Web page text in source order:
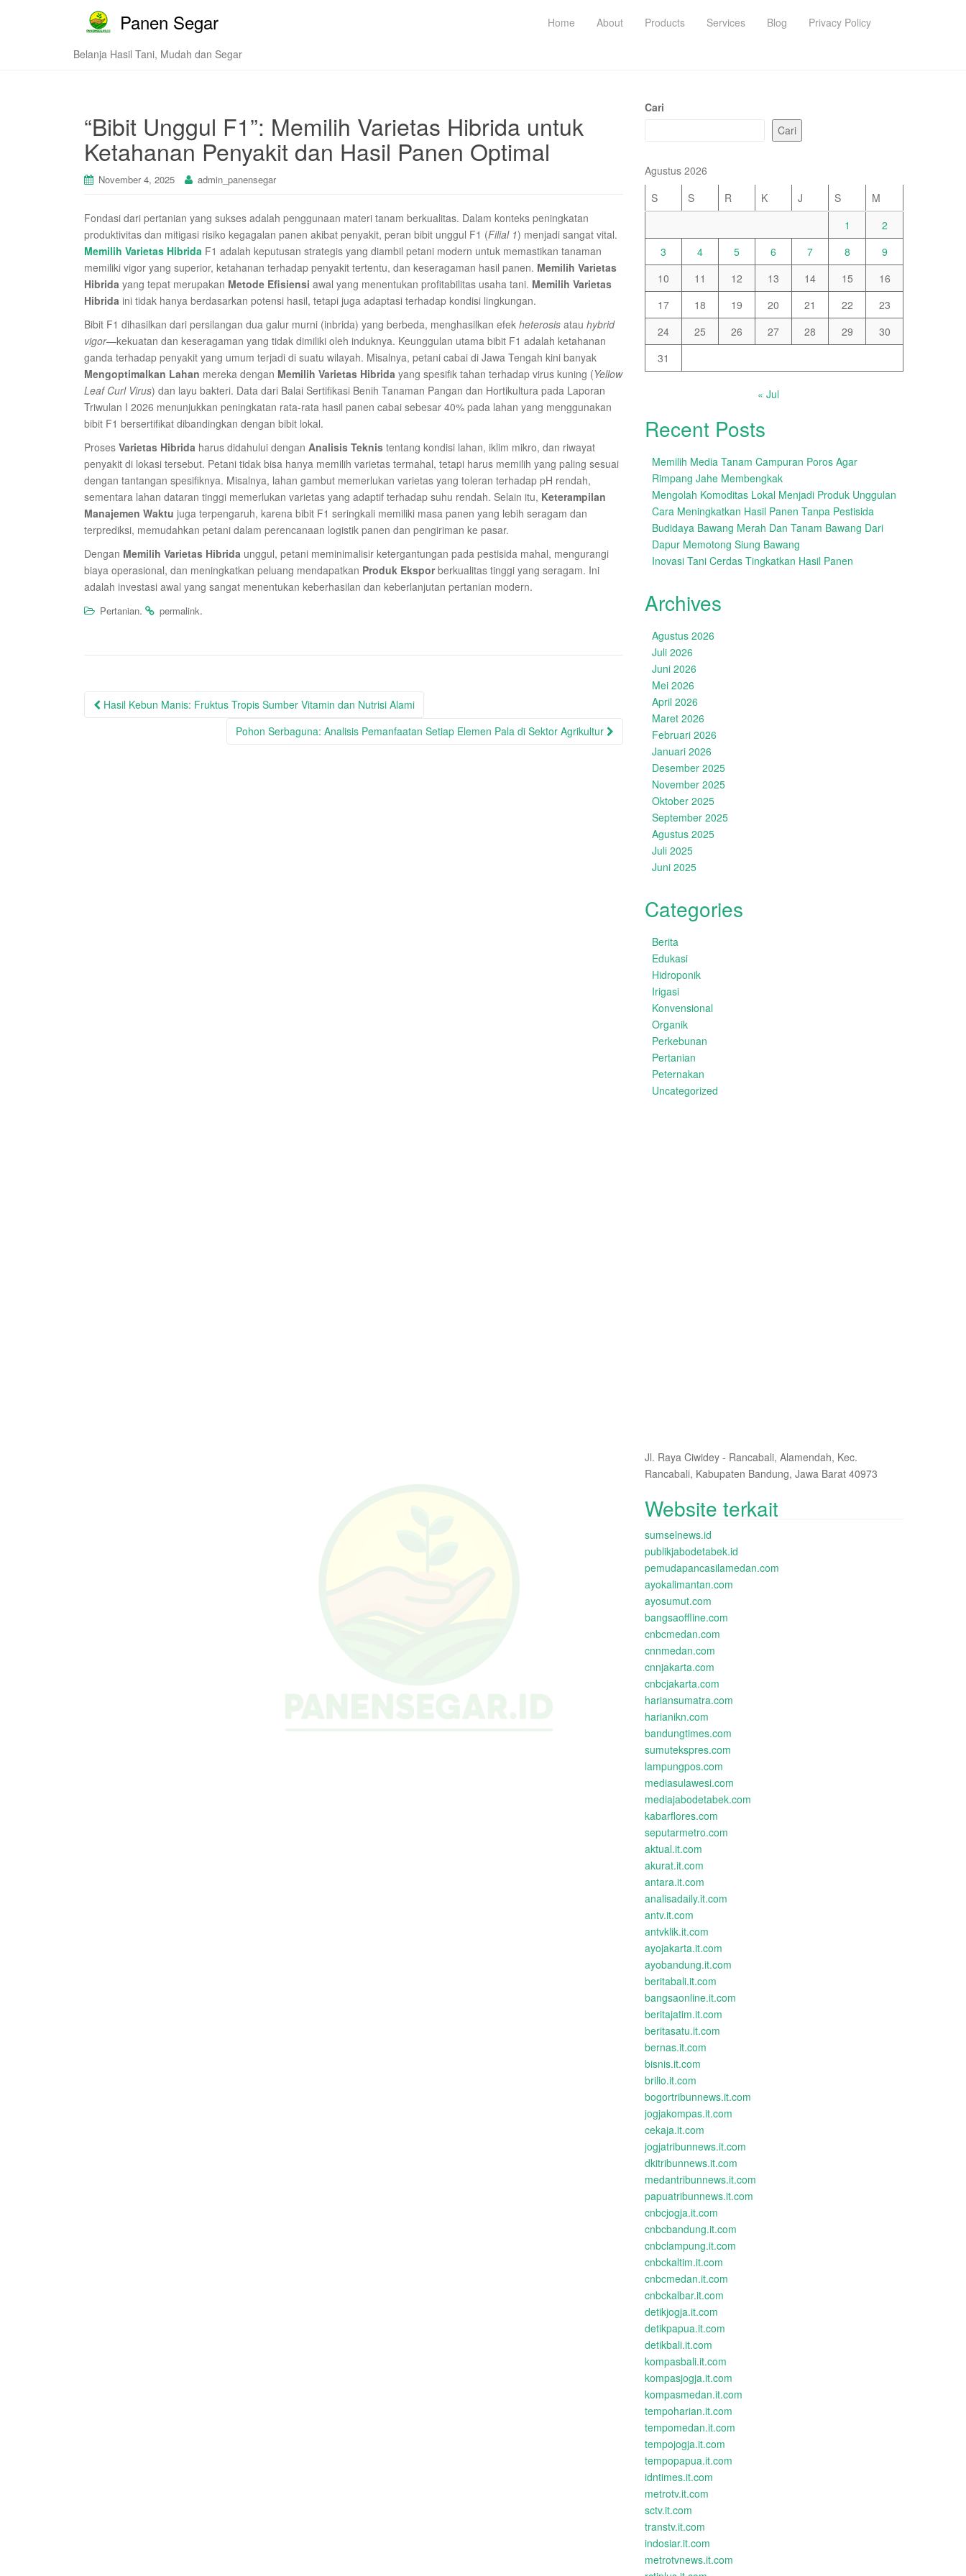
Panen Segar
Belanja Hasil Tani, Mudah dan Segar
Home About Products Services Blog Privacy Policy
“Bibit Unggul F1”: Memilih Varietas Hibrida untuk
Ketahanan Penyakit dan Hasil Panen Optimal
November 4, 2025 admin_panensegar
Fondasi dari pertanian yang sukses adalah penggunaan materi tanam berkualitas. Dalam konteks peningkatan
produktivitas dan mitigasi risiko kegagalan panen akibat penyakit, peran bibit unggul F1 (Filial 1) menjadi sangat vital.
Memilih Varietas Hibrida F1 adalah keputusan strategis yang diambil petani modern untuk memastikan tanaman
memiliki vigor yang superior, ketahanan terhadap penyakit tertentu, dan keseragaman hasil panen. Memilih Varietas
Hibrida yang tepat merupakan Metode Efisiensi awal yang menentukan profitabilitas usaha tani. Memilih Varietas
Hibrida ini tidak hanya berdasarkan potensi hasil, tetapi juga adaptasi terhadap kondisi lingkungan.
Bibit F1 dihasilkan dari persilangan dua galur murni (inbrida) yang berbeda, menghasilkan efek heterosis atau hybrid
vigor—kekuatan dan keseragaman yang tidak dimiliki oleh induknya. Keunggulan utama bibit F1 adalah ketahanan
ganda terhadap penyakit yang umum terjadi di suatu wilayah. Misalnya, petani cabai di Jawa Tengah kini banyak
Mengoptimalkan Lahan mereka dengan Memilih Varietas Hibrida yang spesifik tahan terhadap virus kuning (Yellow
Leaf Curl Virus) dan layu bakteri. Data dari Balai Sertifikasi Benih Tanaman Pangan dan Hortikultura pada Laporan
Triwulan I 2026 menunjukkan peningkatan rata-rata hasil panen cabai sebesar 40% pada lahan yang menggunakan
bibit F1 bersertifikat dibandingkan dengan bibit lokal.
Proses Varietas Hibrida harus didahului dengan Analisis Teknis tentang kondisi lahan, iklim mikro, dan riwayat
penyakit di lokasi tersebut. Petani tidak bisa hanya memilih varietas termahal, tetapi harus memilih yang paling sesuai
dengan tantangan spesifiknya. Misalnya, lahan gambut memerlukan varietas yang toleran terhadap pH rendah,
sementara lahan dataran tinggi memerlukan varietas yang adaptif terhadap suhu rendah. Selain itu, Keterampilan
Manajemen Waktu juga terpengaruh, karena bibit F1 seringkali memiliki masa panen yang lebih seragam dan
terprediksi, memudahkan petani dalam perencanaan logistik panen dan pengiriman ke pasar.
Dengan Memilih Varietas Hibrida unggul, petani meminimalisir ketergantungan pada pestisida mahal, mengurangi
biaya operasional, dan meningkatkan peluang mendapatkan Produk Eksporberkualitas tinggi yang seragam. Ini
adalah investasi awal yang sangat menentukan keberhasilan dan keberlanjutan pertanian modern.
Pertanian. permalink.
Post
Hasil Kebun Manis: Fruktus Tropis Sumber Vitamin dan Nutrisi Alami
Pohon Serbaguna: Analisis Pemanfaatan Setiap Elemen Pala di Sektor Agrikultur
Cari
Cari
Agustus 2026
S
S R K J S
M
1
2
3
4 5 6 7 8
9
10
11 12 13 14 15
16
17
18 19 20 21 22
23
24
25 26 27 28 29
30
31
« Jul
Recent Posts
Memilih Media Tanam Campuran Poros Agar
Rimpang Jahe Membengkak
Mengolah Komoditas Lokal Menjadi Produk Unggulan
Cara Meningkatkan Hasil Panen Tanpa Pestisida
Budidaya Bawang Merah Dan Tanam Bawang Dari
Dapur Memotong Siung Bawang
Inovasi Tani Cerdas Tingkatkan Hasil Panen
Archives
Agustus 2026
Juli 2026
Juni 2026
Mei 2026
April 2026
Maret 2026
Februari 2026
Januari 2026
Desember 2025
November 2025
Oktober 2025
September 2025
Agustus 2025
Juli 2025
Juni 2025
Categories
Berita
Edukasi
Hidroponik
Irigasi
Konvensional
Organik
Perkebunan
Pertanian
Peternakan
Uncategorized
Jl. Raya Ciwidey - Rancabali, Alamendah, Kec.
Rancabali, Kabupaten Bandung, Jawa Barat 40973
Website terkait
sumselnews.id
publikjabodetabek.id
pemudapancasilamedan.com
ayokalimantan.com
ayosumut.com
bangsaoffline.com
cnbcmedan.com
cnnmedan.com
cnnjakarta.com
cnbcjakarta.com
hariansumatra.com
harianikn.com
bandungtimes.com
sumutekspres.com
lampungpos.com
mediasulawesi.com
mediajabodetabek.com
kabarflores.com
seputarmetro.com
aktual.it.com
akurat.it.com
antara.it.com
analisadaily.it.com
antv.it.com
antvklik.it.com
ayojakarta.it.com
ayobandung.it.com
beritabali.it.com
bangsaonline.it.com
beritajatim.it.com
beritasatu.it.com
bernas.it.com
bisnis.it.com
brilio.it.com
bogortribunnews.it.com
jogjakompas.it.com
cekaja.it.com
jogjatribunnews.it.com
dkitribunnews.it.com
medantribunnews.it.com
papuatribunnews.it.com
cnbcjogja.it.com
cnbcbandung.it.com
cnbclampung.it.com
cnbckaltim.it.com
cnbcmedan.it.com
cnbckalbar.it.com
detikjogja.it.com
detikpapua.it.com
detikbali.it.com
kompasbali.it.com
kompasjogja.it.com
kompasmedan.it.com
tempoharian.it.com
tempomedan.it.com
tempojogja.it.com
tempopapua.it.com
idntimes.it.com
metrotv.it.com
sctv.it.com
transtv.it.com
indosiar.it.com
metrotvnews.it.com